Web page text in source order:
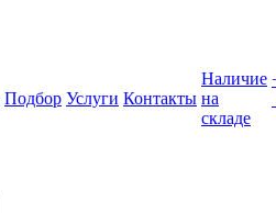
Подбор Услуги Контакты
Наличие
на
складе